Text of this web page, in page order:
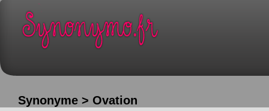
Synonyme > Ovation